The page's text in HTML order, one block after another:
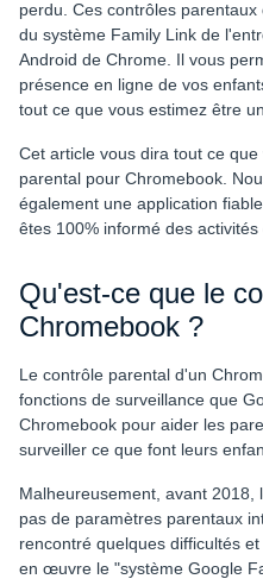
perdu. Ces contrôles
du système Family Link de
Android de Chrome. Il vous
présence en ligne de vos
tout ce que vous estimez être
Cet article vous dira tout ce
parental pour Chromebook.
également une application
êtes 100% informé des activités
Qu'est-ce que le
Chromebook ?
Le contrôle parental d'un
fonctions de surveillance que
Chromebook pour aider les
surveiller ce que font leurs
Malheureusement, avant
pas de paramètres parentaux
rencontré quelques difficultés
en œuvre le "système Google